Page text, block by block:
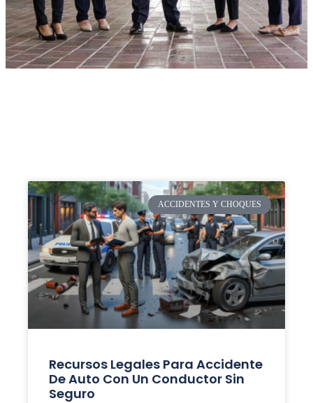
ACCIDENTES Y CHOQUES
Recursos Legales Para Accidente
De Auto Con Un Conductor Sin
Seguro